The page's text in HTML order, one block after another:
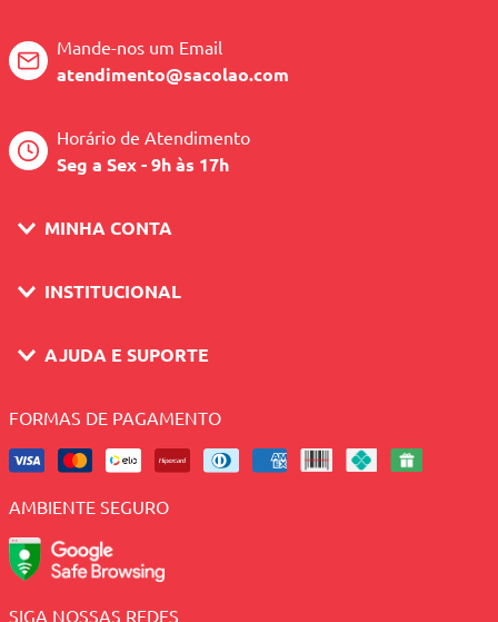
Mande-nos um Email
atendimento@sacolao.com
Horário de Atendimento
Seg a Sex - 9h às 17h
MINHA CONTA
INSTITUCIONAL
AJUDA E SUPORTE
FORMAS DE PAGAMENTO
AMBIENTE SEGURO
SIGA NOSSAS REDES